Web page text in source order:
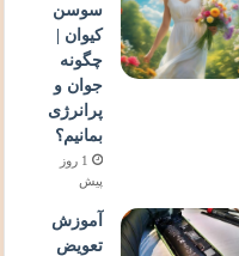
سوسن
کیوان |
چگونه
جوان و
پرانرژی
بمانیم؟
1 روز
پیش
آموزش
تعویض